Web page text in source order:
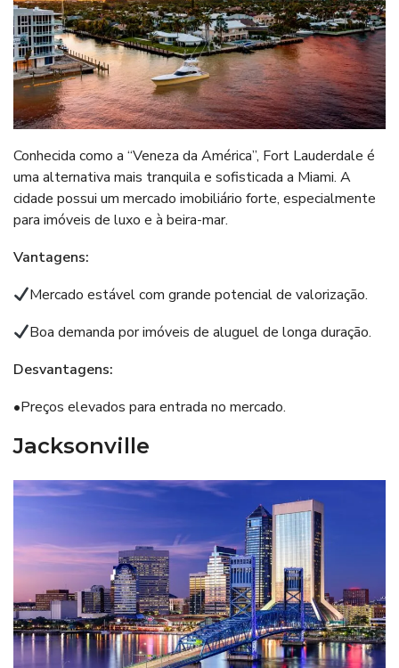
Conhecida como a “Veneza da América”, Fort Lauderdale é
uma alternativa mais tranquila e sofisticada a Miami. A
cidade possui um mercado imobiliário forte, especialmente
para imóveis de luxo e à beira-mar.
Vantagens:
Mercado estável com grande potencial de valorização.
Boa demanda por imóveis de aluguel de longa duração.
Desvantagens:
•Preços elevados para entrada no mercado.
Jacksonville